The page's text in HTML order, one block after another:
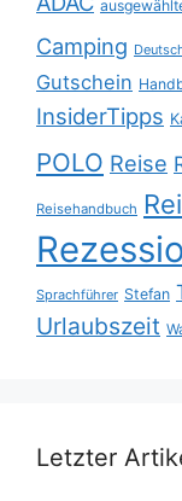
Camping
Gutschein
InsiderTipps
POLO Reise
Reisehandbuch
Sprachführer Stefan
Urlaubszeit
Letzter